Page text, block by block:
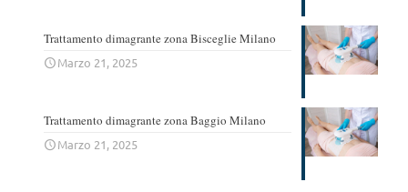
Trattamento dimagrante zona Bisceglie Milano
Marzo 21, 2025
Trattamento dimagrante zona Baggio Milano
Marzo 21, 2025